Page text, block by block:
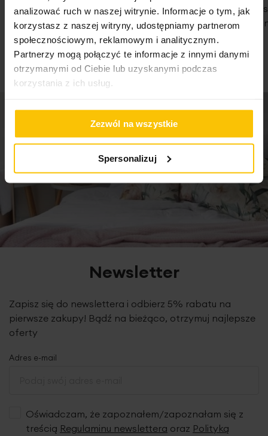
analizować ruch w naszej witrynie. Informacje o tym, jak
korzystasz z naszej witryny, udostępniamy partnerom
społecznościowym, reklamowym i analitycznym.
Partnerzy mogą połączyć te informacje z innymi danymi
otrzymanymi od Ciebie lub uzyskanymi podczas
korzystania z ich usług.
Zezwól na wszystkie
Spersonalizuj
DOSTAWA POLECAM
07-08-2026
Państwa
Nie traćcie
07-08-2026
Newsletter
Zapisz się do newslettera i odbierz 5% rabatu na
pierwsze zakupy! Bądź na bieżąco, otrzymuj najlepsze
oferty
Adres e-mail
Oświadczam, że zapoznałem/zapoznałam się z
treścią Regulaminu newslettera oraz Polityką